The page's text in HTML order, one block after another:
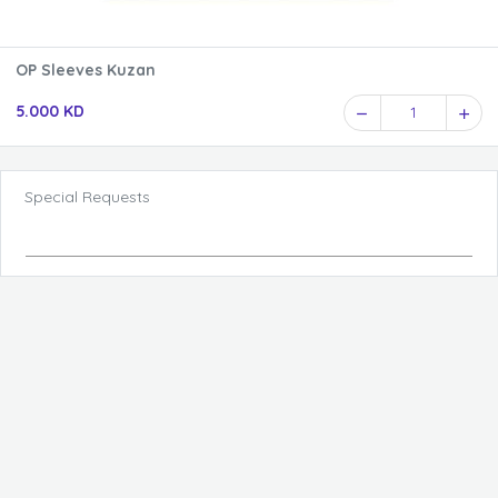
OP Sleeves Kuzan
5.000 KD 1
Special Requests